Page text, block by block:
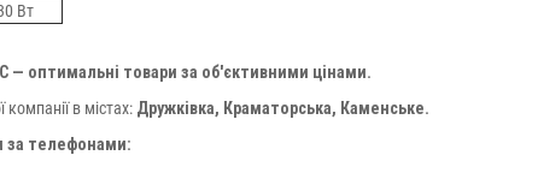
Вт
— оптимальні товари за об'єктивними цінами.
в містах: Дружківка, Краматорська, Каменське.
за телефонами: